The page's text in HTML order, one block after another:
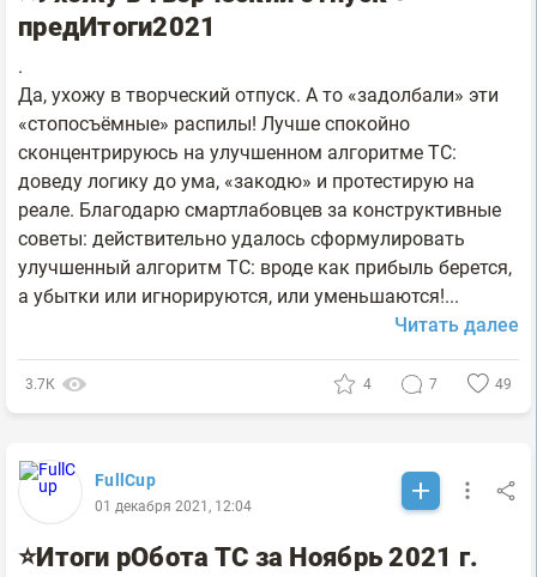
предИтоги2021
.
Да, ухожу в творческий отпуск. А то «задолбали» эти
«стопосъёмные» распилы! Лучше спокойно
сконцентрируюсь на улучшенном алгоритме ТС:
доведу логику до ума, «закодю» и протестирую на
реале. Благодарю смартлабовцев за конструктивные
советы: действительно удалось сформулировать
улучшенный алгоритм ТС: вроде как прибыль берется,
а убытки или игнорируются, или уменьшаются!...
Читать далее
3.7К 4 7 49
FullCup
01 декабря 2021, 12:04
⭐Итоги рОбота ТС за Ноябрь 2021 г.